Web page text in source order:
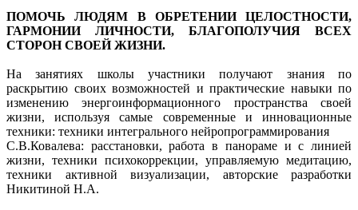
ПОМОЧЬ ЛЮДЯМ В ОБРЕТЕНИИ ЦЕЛОСТНОСТИ,
ГАРМОНИИ ЛИЧНОСТИ, БЛАГОПОЛУЧИЯ ВСЕХ
СТОРОН СВОЕЙ ЖИЗНИ.
На занятиях школы участники получают знания по
раскрытию своих возможностей и практические навыки по
изменению энергоинформационного пространства своей
жизни, используя самые современные и инновационные
техники: техники интегрального нейропрограммирования
С.В.Ковалева: расстановки, работа в панораме и с линией
жизни, техники психокоррекции, управляемую медитацию,
техники активной визуализации, авторские разработки
Никитиной Н.А.